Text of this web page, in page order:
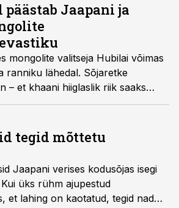
Jaapani ja
mongolite valitseja Hubilai võimas
ranniku lähedal. Sõjaretke
– et khaani hiiglaslik riik saaks
paistis kindel olevat, kuid
kahe asjaga: troopilise
laevaehitajatega.
tegid mõttetu
Jaapani verises kodusõjas isegi
üks rühm ajupestud
et lahing on kaotatud, tegid nad